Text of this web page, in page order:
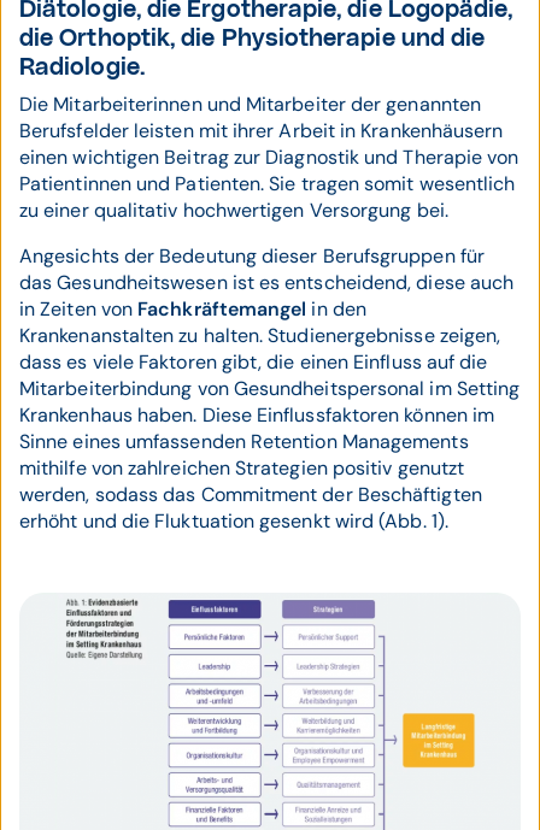
Diätologie, die Ergotherapie, die Logopädie,
die Orthoptik, die Physiotherapie und die
Radiologie.
Die Mitarbeiterinnen und Mitarbeiter der genannten
Berufsfelder leisten mit ihrer Arbeit in Krankenhäusern
einen wichtigen Beitrag zur Diagnostik und Therapie von
Patientinnen und Patienten. Sie tragen somit wesentlich
zu einer qualitativ hochwertigen Versorgung bei.
Angesichts der Bedeutung dieser Berufsgruppen für
das Gesundheitswesen ist es entscheidend, diese auch
in Zeiten von Fachkräftemangel in den
Krankenanstalten zu halten. Studienergebnisse zeigen,
dass es viele Faktoren gibt, die einen Einfluss auf die
Mitarbeiterbindung von Gesundheitspersonal im Setting
Krankenhaus haben. Diese Einflussfaktoren können im
Sinne eines umfassenden Retention Managements
mithilfe von zahlreichen Strategien positiv genutzt
werden, sodass das Commitment der Beschäftigten
erhöht und die Fluktuation gesenkt wird (Abb. 1).